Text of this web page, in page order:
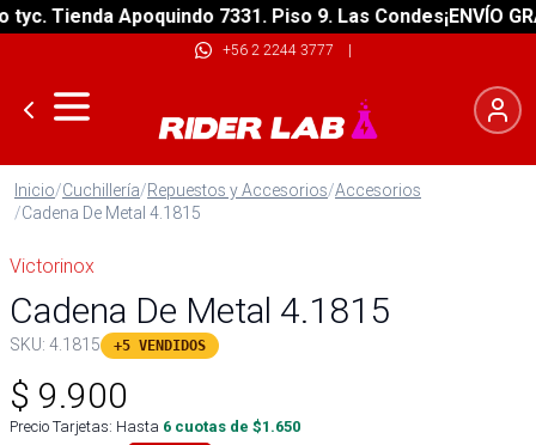
Tienda Apoquindo 7331. Piso 9. Las Condes¡ENVÍO
+56 2 2244 3777 |
Inicio/Cuchillería/Repuestos y Accesorios/Accesorios
/Cadena De Metal 4.1815
Victorinox
Cadena De Metal 4.1815
SKU: 4.1815 +5 VENDIDOS
$ 9.900
Precio Tarjetas: Hasta 6 cuotas de $1.650